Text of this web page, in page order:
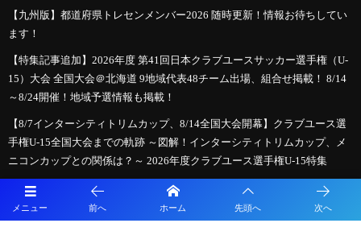
メニュー 前へ ホーム 先頭へ 次へ
【九州版】都道府県トレセンメンバー2026 随時更新！情報お待ちしてい
ます！
【特集記事追加】2026年度 第41回日本クラブユースサッカー選手権（U-
15）大会 全国大会＠北海道 9地域代表48チーム出場、組合せ掲載！ 8/14
～8/24開催！地域予選情報も掲載！
【8/7インターシティトリムカップ、8/14全国大会開幕】クラブユース選
手権U-15全国大会までの軌跡 ～図解！インターシティトリムカップ、メ
ニコンカップとの関係は？～ 2026年度クラブユース選手権U-15特集
プライバシーポリシー